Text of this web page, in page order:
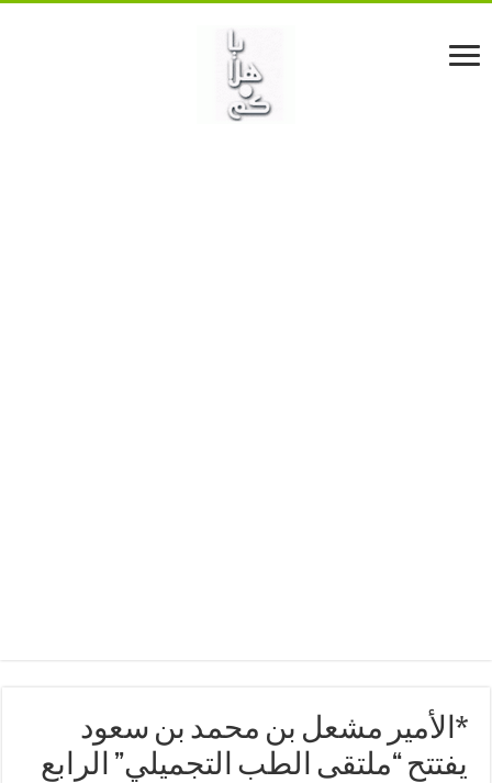
*الأمير مشعل بن محمد بن سعود
يفتتح “ملتقى الطب التجميلي” الرابع